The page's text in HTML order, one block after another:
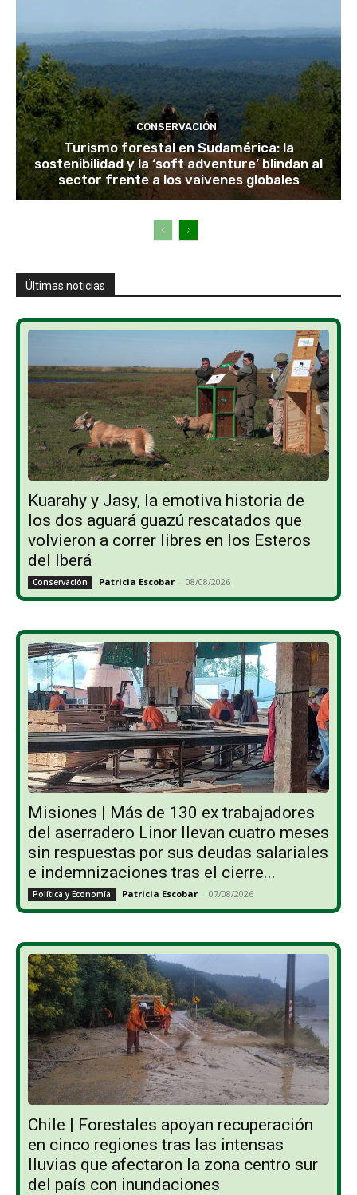
CONSERVACIÓN
Turismo forestal en Sudamérica: la
sostenibilidad y la ‘soft adventure’ blindan al
sector frente a los vaivenes globales
Últimas noticias
Kuarahy y Jasy, la emotiva historia de
los dos aguará guazú rescatados que
volvieron a correr libres en los Esteros
del Iberá
Conservación Patricia Escobar - 08/08/2026
Misiones | Más de 130 ex trabajadores
del aserradero Linor llevan cuatro meses
sin respuestas por sus deudas salariales
e indemnizaciones tras el cierre...
Política y Economía Patricia Escobar - 07/08/2026
Chile | Forestales apoyan recuperación
en cinco regiones tras las intensas
lluvias que afectaron la zona centro sur
del país con inundaciones